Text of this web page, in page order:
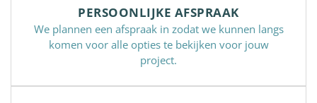
PERSOONLIJKE AFSPRAAK
We plannen een afspraak in zodat we kunnen langs
komen voor alle opties te bekijken voor jouw
project.